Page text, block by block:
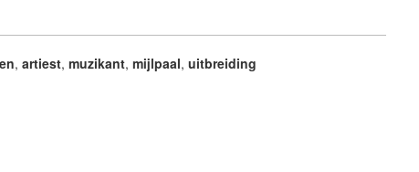
, artiest, muzikant, mijlpaal, uitbreiding